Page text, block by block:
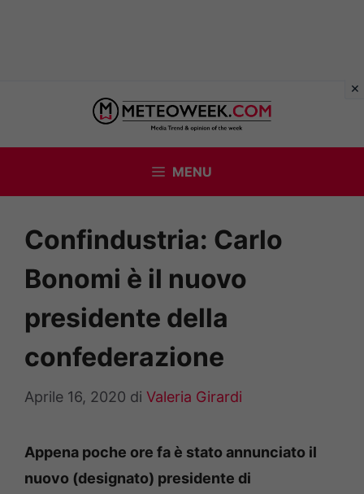
contenuto
MENU
Confindustria: Carlo
Bonomi è il nuovo
presidente della
confederazione
Aprile 16, 2020 di Valeria Girardi
Appena poche ore fa è stato annunciato il
nuovo (designato) presidente di